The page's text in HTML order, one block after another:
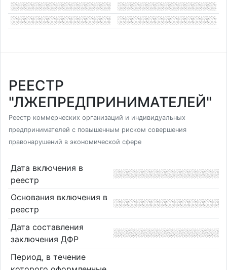
РЕЕСТР
"ЛЖЕПРЕДПРИНИМАТЕЛЕЙ"
Реестр коммерческих организаций и индивидуальных
предпринимателей с повышенным риском совершения
правонарушений в экономической сфере
Дата включения в
реестр
Основания включения в
реестр
Дата составления
заключения ДФР
Период, в течение